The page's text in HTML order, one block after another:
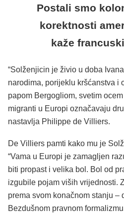
Postali smo
korektnosti
kaže
“Solženjicin je živio u doba
narodima, porijeklu kršćanstva i
papom Bergogliom, svetim
migranti u Europi označavaju
nastavlja Philippe de Villiers.
De Villiers pamti kako mu je
“Vama u Europi je zamagljen
biti propast i velika bol. Bol od
izgubile pojam viših vrijednosti.
prema svom konačnom stanju –
Bezdušnom pravnom